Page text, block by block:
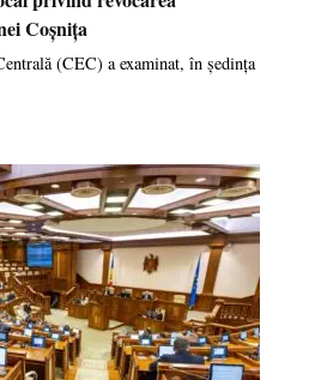
Coșnița
(CEC) a examinat, în ședința